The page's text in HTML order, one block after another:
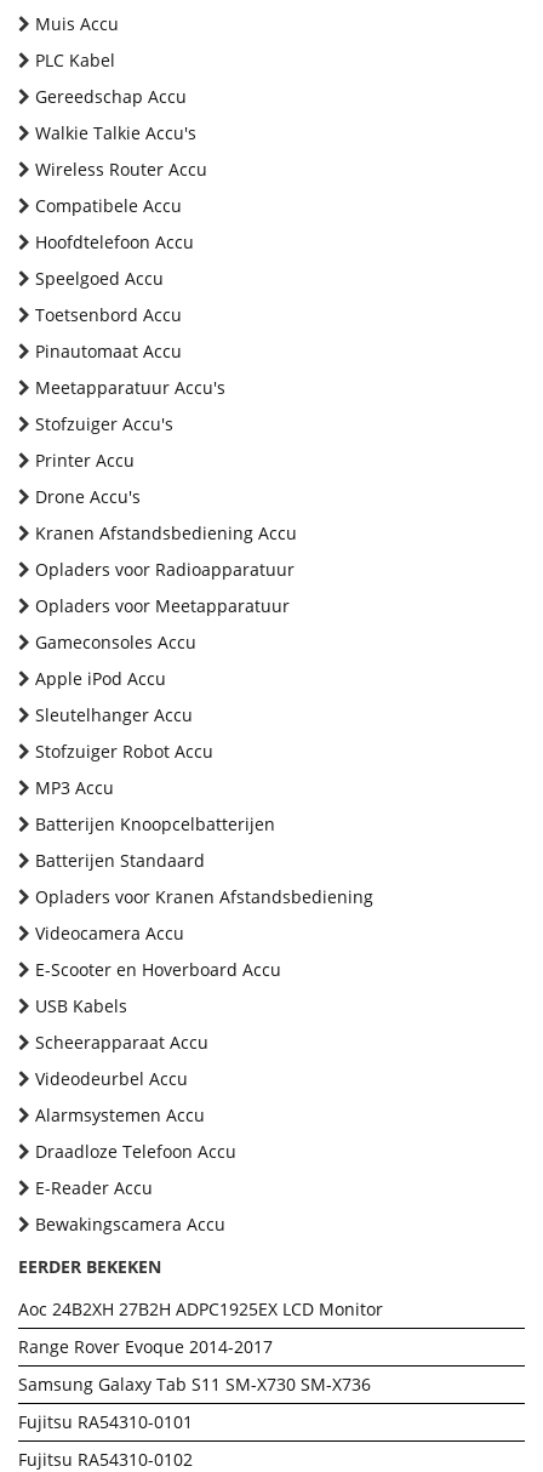
Muis Accu
PLC Kabel
Gereedschap Accu
Walkie Talkie Accu's
Wireless Router Accu
Compatibele Accu
Hoofdtelefoon Accu
Speelgoed Accu
Toetsenbord Accu
Pinautomaat Accu
Meetapparatuur Accu's
Stofzuiger Accu's
Printer Accu
Drone Accu's
Kranen Afstandsbediening Accu
Opladers voor Radioapparatuur
Opladers voor Meetapparatuur
Gameconsoles Accu
Apple iPod Accu
Sleutelhanger Accu
Stofzuiger Robot Accu
MP3 Accu
Batterijen Knoopcelbatterijen
Batterijen Standaard
Opladers voor Kranen Afstandsbediening
Videocamera Accu
E-Scooter en Hoverboard Accu
USB Kabels
Scheerapparaat Accu
Videodeurbel Accu
Alarmsystemen Accu
Draadloze Telefoon Accu
E-Reader Accu
Bewakingscamera Accu
EERDER BEKEKEN
Aoc 24B2XH 27B2H ADPC1925EX LCD Monitor
Range Rover Evoque 2014-2017
Samsung Galaxy Tab S11 SM-X730 SM-X736
Fujitsu RA54310-0101
Fujitsu RA54310-0102